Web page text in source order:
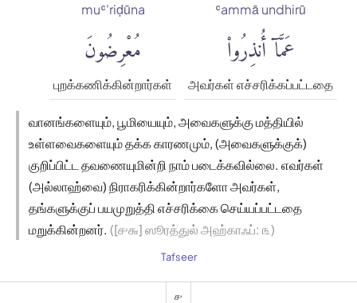
ʿammā undhirū
عَمَّآ أُنذِرُوا۟
அவர்கள் எச்சரிக்கப்பட்டதை
muʿ'riḍūna
مُعْرِضُونَ
புறக்கணிக்கின்றார்கள்
வானங்களையும், பூமியையும், அவைகளுக்கு மத்தியில்
உள்ளவைகளையும் தக்க காரணமும், (அவைகளுக்குக்)
குறிப்பிட்ட தவணையுமின்றி நாம் படைக்கவில்லை. எவர்கள்
(அல்லாஹ்வை) நிராகரிக்கின்றார்களோ அவர்கள்,
தங்களுக்குப் பயமுறுத்தி எச்சரிக்கை செய்யப்பட்டதை
மறுக்கின்றனர். ([௪௬] ஸூரத்துல் அஹ்காஃப்: ௩)
Tafseer
௪